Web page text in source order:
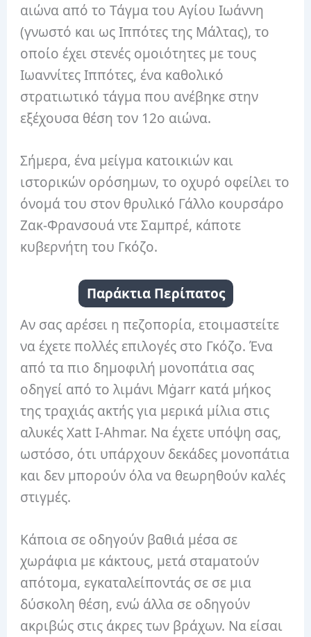
αιώνα από το Τάγμα του Αγίου Ιωάννη
(γνωστό και ως Ιππότες της Μάλτας), το
οποίο έχει στενές ομοιότητες με τους
Ιωαννίτες Ιππότες, ένα καθολικό
στρατιωτικό τάγμα που ανέβηκε στην
εξέχουσα θέση τον 12ο αιώνα.
Σήμερα, ένα μείγμα κατοικιών και
ιστορικών ορόσημων, το οχυρό οφείλει το
όνομά του στον θρυλικό Γάλλο κουρσάρο
Ζακ-Φρανσουά ντε Σαμπρέ, κάποτε
κυβερνήτη του Γκόζο.
Παράκτια Περίπατος
Αν σας αρέσει η πεζοπορία, ετοιμαστείτε
να έχετε πολλές επιλογές στο Γκόζο. Ένα
από τα πιο δημοφιλή μονοπάτια σας
οδηγεί από το λιμάνι Mġarr κατά μήκος
της τραχιάς ακτής για μερικά μίλια στις
αλυκές Xatt I-Ahmar. Να έχετε υπόψη σας,
ωστόσο, ότι υπάρχουν δεκάδες μονοπάτια
και δεν μπορούν όλα να θεωρηθούν καλές
στιγμές.
Κάποια σε οδηγούν βαθιά μέσα σε
χωράφια με κάκτους, μετά σταματούν
απότομα, εγκαταλείποντάς σε σε μια
δύσκολη θέση, ενώ άλλα σε οδηγούν
ακριβώς στις άκρες των βράχων. Να είσαι